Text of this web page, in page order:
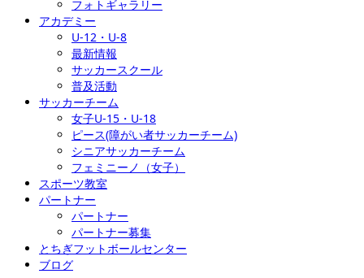
フォトギャラリー
アカデミー
U-12・U-8
最新情報
サッカースクール
普及活動
サッカーチーム
女子U-15・U-18
ピース(障がい者サッカーチーム)
シニアサッカーチーム
フェミニーノ（女子）
スポーツ教室
パートナー
パートナー
パートナー募集
とちぎフットボールセンター
ブログ